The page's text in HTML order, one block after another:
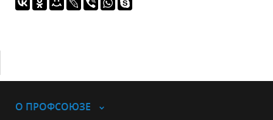
О ПРОФСОЮЗЕ